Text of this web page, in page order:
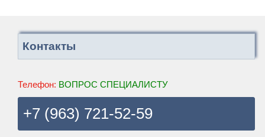
Контакты
Телефон: ВОПРОС СПЕЦИАЛИСТУ
+7 (963) 721-52-59